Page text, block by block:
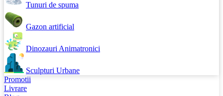
Tunuri de spuma
Gazon artificial
Dinozauri Animatronici
Sculpturi Urbane
Promotii
Livrare